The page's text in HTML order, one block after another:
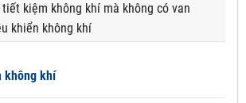
tiết kiệm không khí mà không có van
khiển không khí
không khí